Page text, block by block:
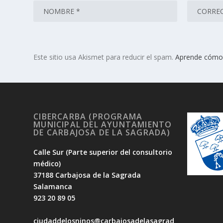
Este sitio usa Akismet para reducir el spam.Aprende
CIBERCARBA (PROGRAMA
MUNICIPAL DEL AYUNTAMIENTO
DE CARBAJOSA DE LA SAGRADA)
Calle Sur (Parte superior del consultorio
médico)
37188 Carbajosa de la Sagrada
Salamanca
923 20 89 05
ciudaddelosninos@carbajosadelasagrad